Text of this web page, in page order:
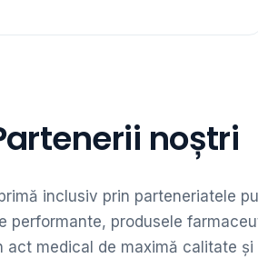
noștri
inclusiv prin parteneriatele
performante, produsele
medical de maximă calitate